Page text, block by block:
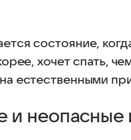
состояние,
хочет спать,
естественными
и неопасные